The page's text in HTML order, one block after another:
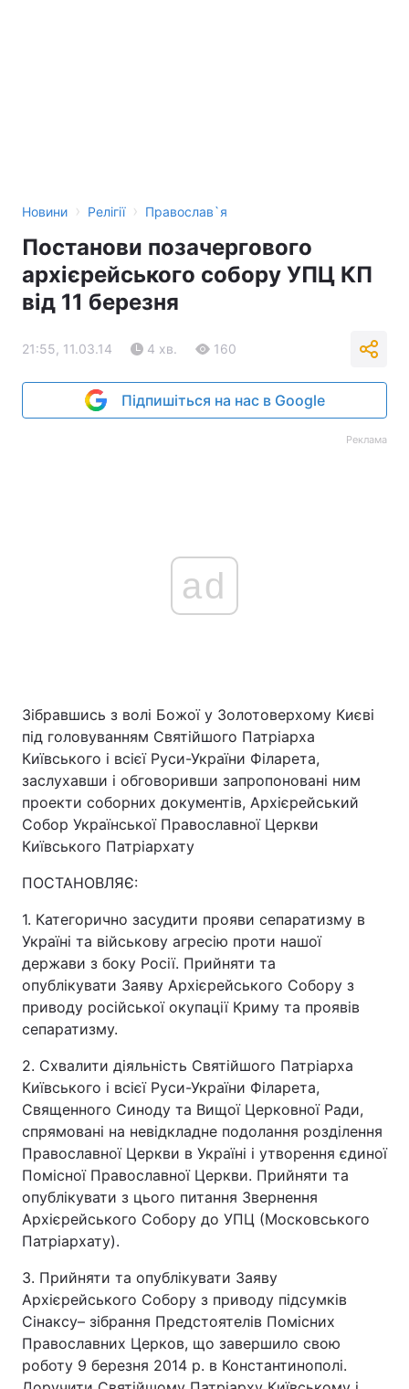
Новини › Релігії › Православ`я
Постанови позачергового
архієрейського собору УПЦ КП
від 11 березня
21:55, 11.03.14 4 хв. 160
Підпишіться на нас в Google
Реклама
ad
Зібравшись з волі Божої у Золотоверхому Києві
під головуванням Святійшого Патріарха
Київського і всієї Руси-України Філарета,
заслухавши і обговоривши запропоновані ним
проекти соборних документів, Архієрейський
Собор Української Православної Церкви
Київського Патріархату
ПОСТАНОВЛЯЄ:
1. Категорично засудити прояви сепаратизму в
Україні та військову агресію проти нашої
держави з боку Росії. Прийняти та
опублікувати Заяву Архієрейського Собору з
приводу російської окупації Криму та проявів
сепаратизму.
2. Схвалити діяльність Святійшого Патріарха
Київського і всієї Руси-України Філарета,
Священного Синоду та Вищої Церковної Ради,
спрямовані на невідкладне подолання розділення
Православної Церкви в Україні і утворення єдиної
Помісної Православної Церкви. Прийняти та
опублікувати з цього питання Звернення
Архієрейського Собору до УПЦ (Московського
Патріархату).
3. Прийняти та опублікувати Заяву
Архієрейського Собору з приводу підсумків
Сінаксу– зібрання Предстоятелів Помісних
Православних Церков, що завершило свою
роботу 9 березня 2014 р. в Константинополі.